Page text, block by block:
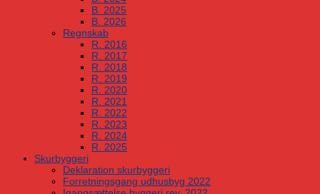
B. 2025
B. 2026
Regnskab
R. 2016
R. 2017
R. 2018
R. 2019
R. 2020
R. 2021
R. 2022
R. 2023
R. 2024
R. 2025
Skurbyggeri
Deklaration skurbyggeri
Forretningsgang udhusbyg 2022